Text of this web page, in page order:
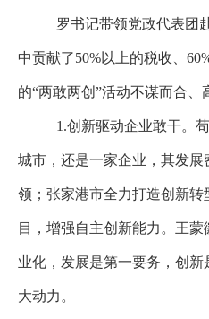
罗书记带领党政代表团
中贡献了50%以上的税收、
的“两敢两创”活动不谋而合
1.创新驱动企业敢干。
城市，还是一家企业，其发
领；张家港市全力打造创新
目，增强自主创新能力。王
业化，发展是第一要务，创
大动力。